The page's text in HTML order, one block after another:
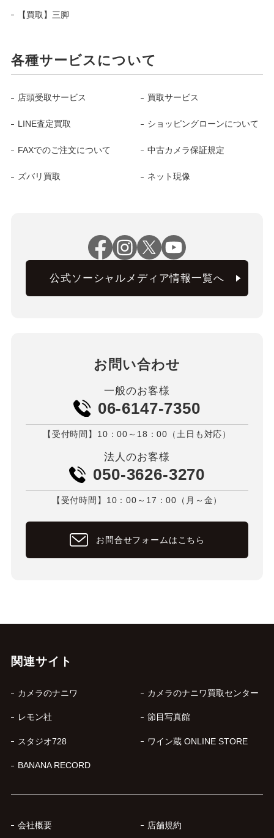
【買取】三脚
各種サービスについて
店頭受取サービス 買取サービス
LINE査定買取 ショッピングローンについて
FAXでのご注文について 中古カメラ保証規定
ズバリ買取 ネット現像
公式ソーシャルメディア情報一覧へ
お問い合わせ
一般のお客様
06-6147-7350
【受付時間】10：00～18：00（土日も対応）
法人のお客様
050-3626-3270
【受付時間】10：00～17：00（月～金）
お問合せフォームはこちら
関連サイト
カメラのナニワ カメラのナニワ買取センター
レモン社 節目写真館
スタジオ728 ワイン蔵 ONLINE STORE
BANANA RECORD
会社概要 店舗規約